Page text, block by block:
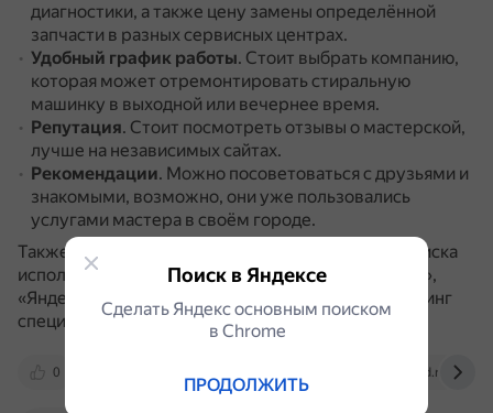
диагностики, а также цену замены определённой
запчасти в разных сервисных центрах.
Удобный график работы. Стоит выбрать компанию,
которая может отремонтировать стиральную
машинку в выходной или вечернее время.
Репутация. Стоит посмотреть отзывы о мастерской,
лучше на независимых сайтах.
Рекомендации. Можно посоветоваться с друзьями и
знакомыми, возможно, они уже пользовались
услугами мастера в своём городе.
Также можно воспользоваться сервисами для поиска
исполнителей, например, «Наниматель», «Профи»,
«Яндекс Услуги», YouDo.
В них стоит изучить рейтинг
специалистов и отзывы о выполненных задачах.
0 media.halvacard.ru
Поиск в Яндексе
Сделать Яндекс основным поиском
в Сhrome
ПРОДОЛЖИТЬ